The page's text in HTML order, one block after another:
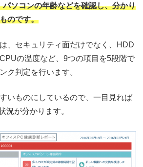
ソコンの年齢などを確認し、分かり
のです。
、セキュリティ面だけでなく、HDD
の温度など、9つの項目を5段階で
ク判定を行います。
いものにしているので、一目見れば
況が分かります。